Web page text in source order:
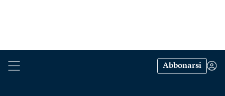
Abbonarsi